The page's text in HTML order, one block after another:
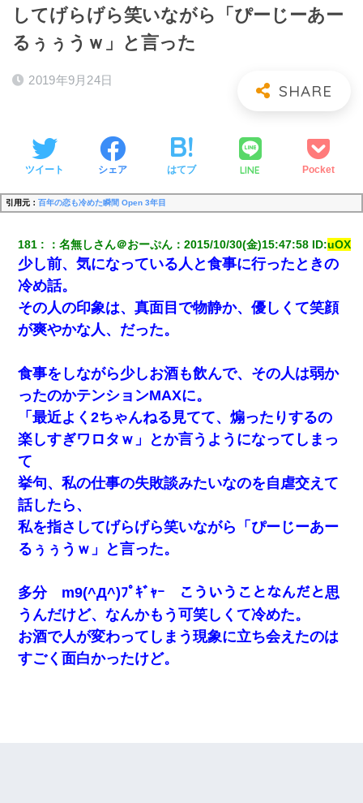
してげらげら笑いながら「ぴーじーあー
るぅぅうｗ」と言った
2019年9月24日
ツイート シェア はてブ LINE Pocket
引用元： 百年の恋も冷めた瞬間 Open 3年目
181 ：名無しさん＠おーぷん ：2015/10/30(金)15:47:58 ID:uOX
少し前、気になっている人と食事に行ったときの
冷め話。
その人の印象は、真面目で物静か、優しくて笑顔
が爽やかな人、だった。
食事をしながら少しお酒も飲んで、その人は弱か
ったのかテンションMAXに。
「最近よく2ちゃんねる見てて、煽ったりするの
楽しすぎワロタｗ」とか言うようになってしまっ
て
挙句、私の仕事の失敗談みたいなのを自虐交えて
話したら、
私を指さしてげらげら笑いながら「ぴーじーあー
るぅぅうｗ」と言った。
多分 m9(^Д^)ﾌﾟｷﾞｬｰ こういうことなんだと思
うんだけど、なんかもう可笑しくて冷めた。
お酒で人が変わってしまう現象に立ち会えたのは
すごく面白かったけど。